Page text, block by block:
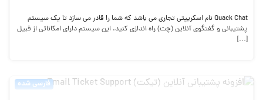
Quack Chat نام اسکریپتی تجاری می باشد که شما را قادر می سازد تا یک سیستم
پشتیبانی و گفتگوی آنلاین (چت) راه اندازی کنید. این سیستم دارای امکاناتی از قبیل
[…]
فارسی شده